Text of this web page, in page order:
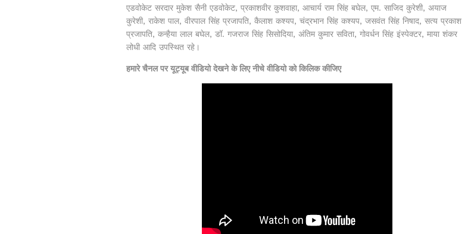
एडवोकेट सरदार मुकेश सैनी एडवोकेट, प्रकाशवीर कुशवाहा, आचार्य राम सिंह बघेल, एम. साजिद कुरेशी, अयाज
कुरेशी, राकेश पाल, वीरपाल सिंह प्रजापति, कैलाश कश्यप, चंद्रभान सिंह कश्यप, जसवंत सिंह निषाद, सत्य प्रकाश
प्रजापति, कन्हैया लाल बघेल, डॉ. गजराज सिंह सिसोदिया, अंतिम कुमार सविता, गोवर्धन सिंह इंस्पेक्टर, माया शंकर
लोधी आदि उपस्थित रहे।
हमारे चैनल पर यूट्यूब वीडियो देखने के लिए नीचे वीडियो को किलिक कीजिए